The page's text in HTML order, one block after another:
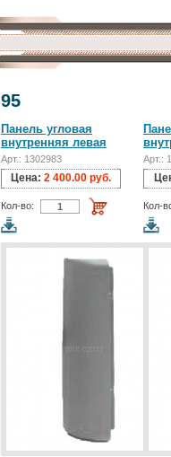
95
Панель угловая
внутренняя левая
Арт.: 1302983
Цена: 2 400.00 руб.
Кол-во:
Арт.:
Кол-